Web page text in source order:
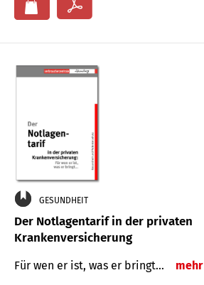
GESUNDHEIT
Der Notlagentarif in der privaten
Krankenversicherung
Für wen er ist, was er bringt… mehr